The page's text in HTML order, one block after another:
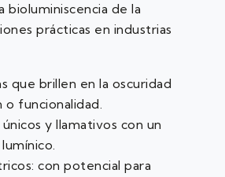
bioluminiscencia de la
prácticas en industrias
que brillen en la oscuridad
o funcionalidad.
y llamativos con un
con potencial para